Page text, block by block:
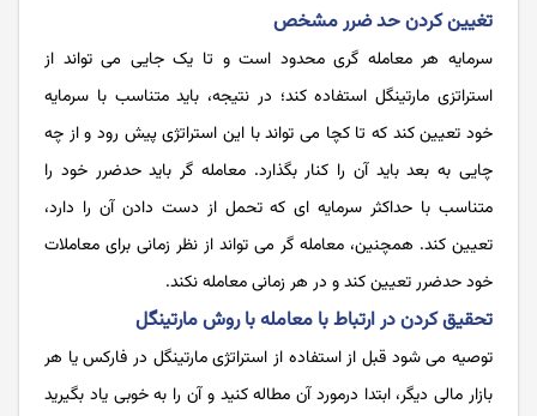
تغیین کردن حد ضرر مشخص
سرمایه هر معامله گری محدود است و تا یک جایی می تواند از
استراتزی مارتینگل استفاده کند؛ در نتیجه، باید متناسب با سرمایه
خود تعیین کند که تا کچا می تواند با این استراتژی پیش رود و از چه
چایی به بعد باید آن را کنار بگذارد. معامله گر باید حدضرر خود را
متناسب با حداکثر سرمایه‌ ای که تحمل از دست دادن آن را دارد،
تعیین کند. همچنین، معامله گر می تواند از نظر زمانی برای معاملات
خود حدضرر تعیین کند و در هر زمانی معامله نکند.
تحقیق کردن در ارتباط با معامله با روش مارتینگل
توصیه می شود قبل از استفاده از استراتژی مارتینگل در فارکس یا هر
بازار مالی دیگر، ابتدا درمورد آن مطاله کنید و آن را به خوبی یاد بگیرید